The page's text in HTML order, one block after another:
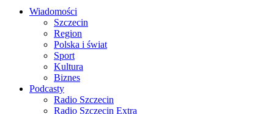
Wiadomości
Szczecin
Region
Polska i świat
Sport
Kultura
Biznes
Podcasty
Radio Szczecin
Radio Szczecin Extra